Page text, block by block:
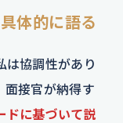
体的に語る
は協調性があり
面接官が納得す
ドに基づいて説